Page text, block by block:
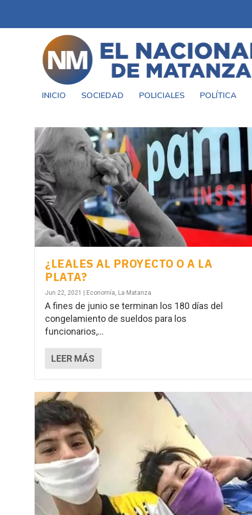
INICIO SOCIEDAD POLICIALES POLÍTICA
ETIQUETA:BARBIJOS EN LA MATANZA
¿LEALES AL PROYECTO O A LA
PLATA?
Jun 22, 2021 | Economía La Matanza
A fines de junio se terminan los 180 días del
congelamiento de sueldos para los
funcionarios,...
LEER MÁS